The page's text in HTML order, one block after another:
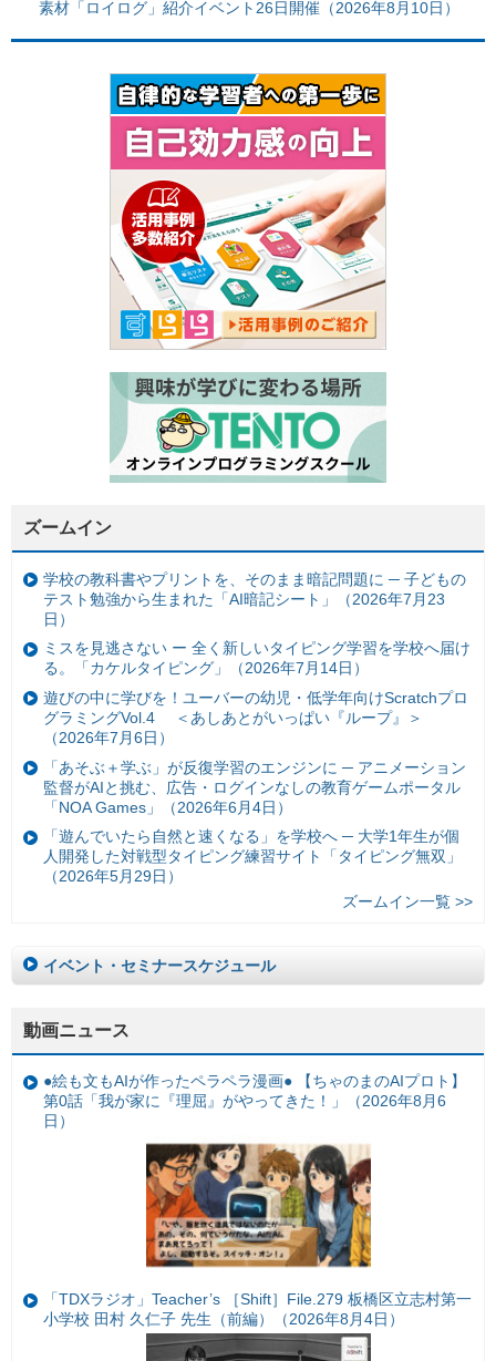
素材「ロイログ」紹介イベント26日開催（2026年8月10日）
ズームイン
学校の教科書やプリントを、そのまま暗記問題に ─ 子どもの
テスト勉強から生まれた「AI暗記シート」（2026年7月23
日）
ミスを見逃さない ー 全く新しいタイピング学習を学校へ届け
る。「カケルタイピング」（2026年7月14日）
遊びの中に学びを！ユーバーの幼児・低学年向けScratchプロ
グラミングVol.4 ＜あしあとがいっぱい『ループ』＞
（2026年7月6日）
「あそぶ＋学ぶ」が反復学習のエンジンに ─ アニメーション
監督がAIと挑む、広告・ログインなしの教育ゲームポータル
「NOA Games」（2026年6月4日）
「遊んでいたら自然と速くなる」を学校へ ─ 大学1年生が個
人開発した対戦型タイピング練習サイト「タイピング無双」
（2026年5月29日）
ズームイン一覧 >>
イベント・セミナースケジュール
動画ニュース
●絵も文もAIが作ったペラペラ漫画● 【ちゃのまのAIプロト】
第0話「我が家に『理屈』がやってきた！」（2026年8月6
日）
「TDXラジオ」Teacher’s ［Shift］File.279 板橋区立志村第一
小学校 田村 久仁子 先生（前編）（2026年8月4日）